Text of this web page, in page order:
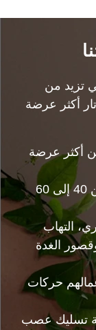
تزيد من
أكثر عرضة
أكثر عرضة
البالغون الذين تتراوح أعمارهم بين 40 إلى 60
التهاب
الغدة
حركات
تسليك عصب